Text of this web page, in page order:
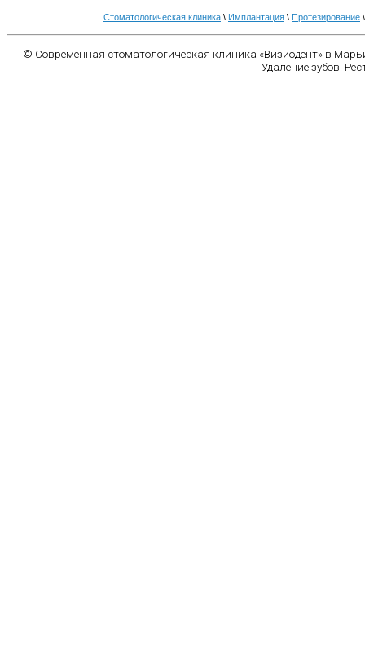
Стоматологическая клиника \ Имплантация \ Протезирование
© Современная стоматологическая клиника «Визиодент» в
Удаление зубов.